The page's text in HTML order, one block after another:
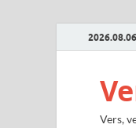
Vers,